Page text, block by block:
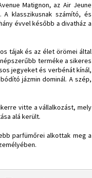
Matignon, az Air Jeune
klasszikusnak számító, és
évvel később a divatház a
tájak és az élet örömei által
terméke a sikeres
jegyeket és verbénát kínál,
jázmin dominál. A szép,
vitte a vállalkozást, mely
alá került.
parfümőrei alkottak meg a